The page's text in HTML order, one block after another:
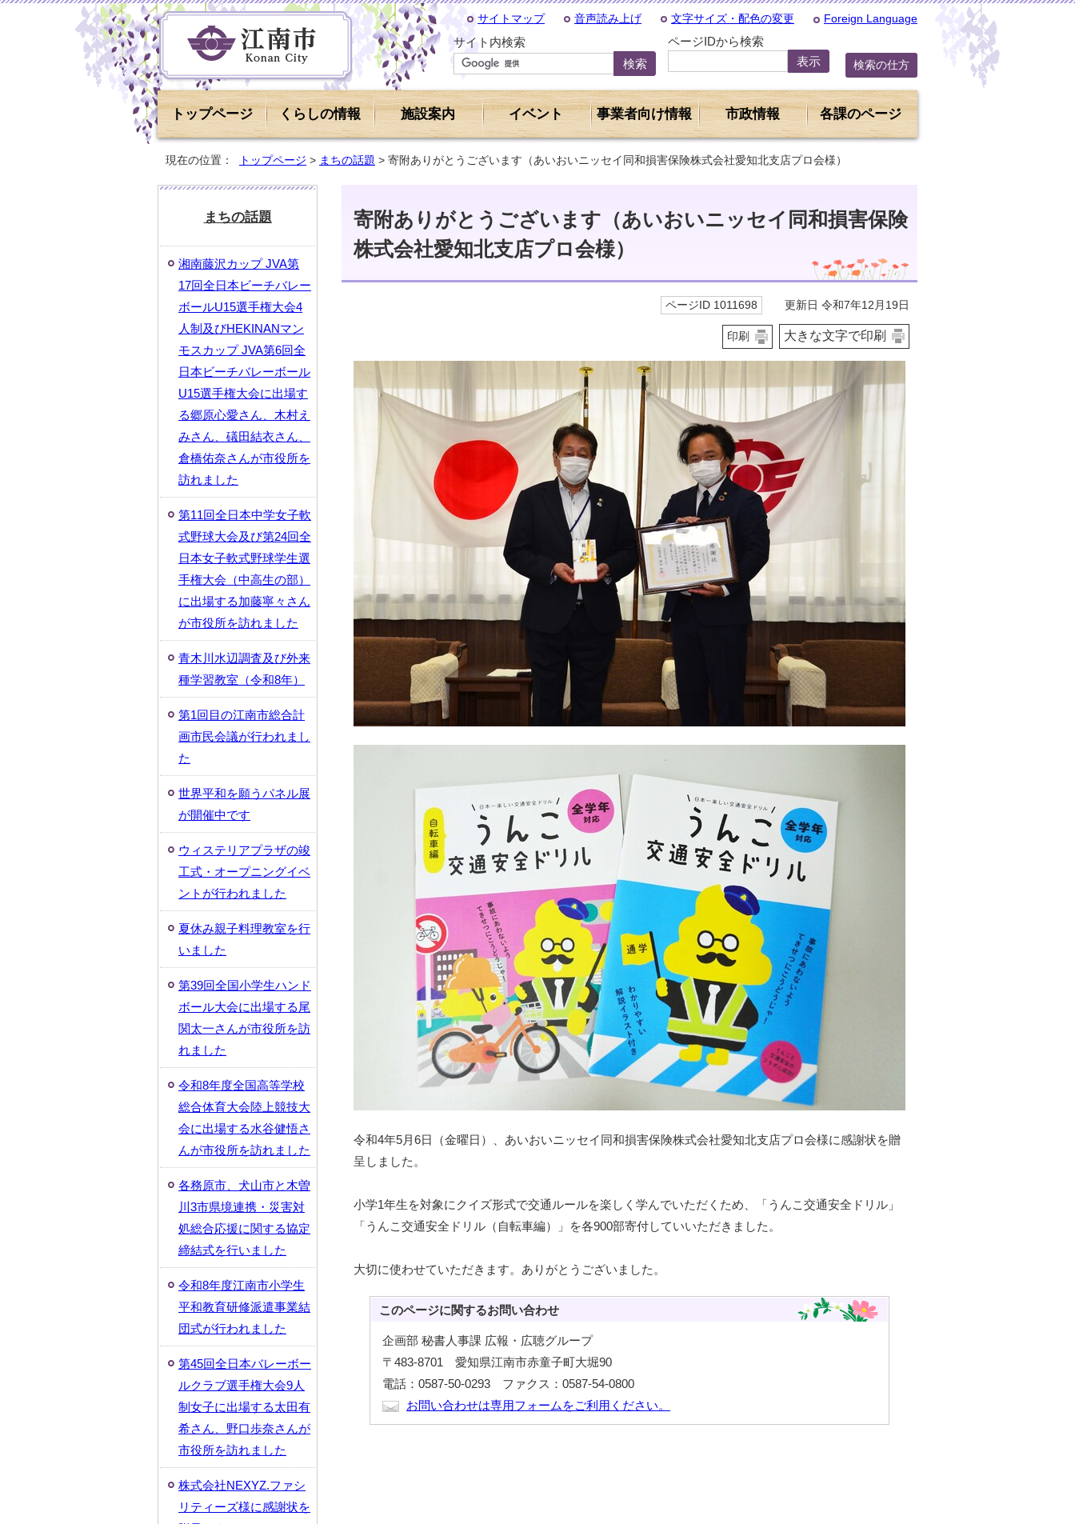
サイトマップ 音声読み上げ 文字サイズ・配色の変更 Foreign Language
サイト内検索 ページIDから検索
検索の仕方
トップページ くらしの情報 施設案内 イベント 事業者向け情報 市政情報 各課のページ
現在の位置： トップページ > まちの話題 > 寄附ありがとうございます（あいおいニッセイ同和損害保険株式会社愛知北支店プロ会様）
寄附ありがとうございます（あいおいニッセイ同和損害保険
株式会社愛知北支店プロ会様）
ページID 1011698 更新日 令和7年12月19日
印刷 大きな文字で印刷
令和4年5月6日（金曜日）、あいおいニッセイ同和損害保険株式会社愛知北支店プロ会様に感謝状を贈
呈しました。
小学1年生を対象にクイズ形式で交通ルールを楽しく学んでいただくため、「うんこ交通安全ドリル」
「うんこ交通安全ドリル（自転車編）」を各900部寄付していいただきました。
大切に使わせていただきます。ありがとうございました。
このページに関するお問い合わせ
企画部 秘書人事課 広報・広聴グループ
〒483-8701 愛知県江南市赤童子町大堀90
電話：0587-50-0293 ファクス：0587-54-0800
お問い合わせは専用フォームをご利用ください。
まちの話題
湘南藤沢カップ JVA第
17回全日本ビーチバレー
ボールU15選手権大会4
人制及びHEKINANマン
モスカップ JVA第6回全
日本ビーチバレーボール
U15選手権大会に出場す
る郷原心愛さん、木村え
みさん、礒田結衣さん、
倉橋佑奈さんが市役所を
訪れました
第11回全日本中学女子軟
式野球大会及び第24回全
日本女子軟式野球学生選
手権大会（中高生の部）
に出場する加藤寧々さん
が市役所を訪れました
青木川水辺調査及び外来
種学習教室（令和8年）
第1回目の江南市総合計
画市民会議が行われまし
た
世界平和を願うパネル展
が開催中です
ウィステリアプラザの竣
工式・オープニングイベ
ントが行われました
夏休み親子料理教室を行
いました
第39回全国小学生ハンド
ボール大会に出場する尾
関太一さんが市役所を訪
れました
令和8年度全国高等学校
総合体育大会陸上競技大
会に出場する水谷健悟さ
んが市役所を訪れました
各務原市、犬山市と木曽
川3市県境連携・災害対
処総合応援に関する協定
締結式を行いました
令和8年度江南市小学生
平和教育研修派遣事業結
団式が行われました
第45回全日本バレーボー
ルクラブ選手権大会9人
制女子に出場する太田有
希さん、野口歩奈さんが
市役所を訪れました
株式会社NEXYZ.ファシ
リティーズ様に感謝状を